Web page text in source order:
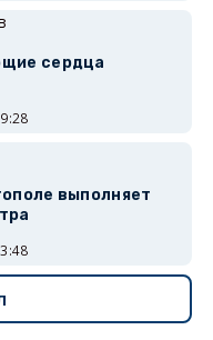
сердца
выполняет